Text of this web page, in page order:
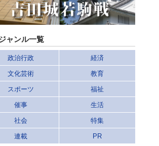
ャンル一覧
政治行政 経済
文化芸術 教育
スポーツ 福祉
催事 生活
社会 特集
連載 PR